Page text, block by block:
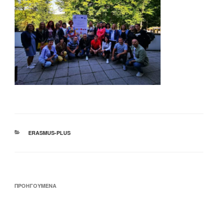
ΚΑΤΗΓΟΡΊΕΣ
ERASMUS-PLUS
άρθρων
Προηγούμενο
ΠΡΟΗΓΟΎΜΕΝΑ